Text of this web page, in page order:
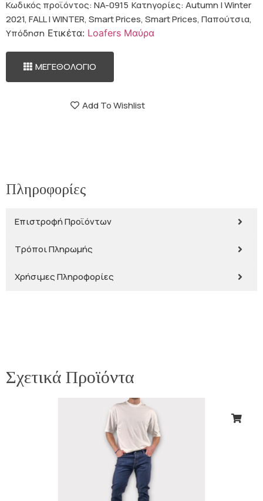
Κωδικός προϊόντος:NA-0915 Κατηγορίες:Autumn | Winter
2021,FALL | WINTER,Smart Prices,Smart Prices,Παπούτσια,
Υπόδηση Ετικέτα: Loafers Μαύρα
ΜΕΓΕΘΟΛΟΓΙΟ
Add To Wishlist
Πληροφορίες
Επιστροφή Προϊόντων
Τρόποι Πληρωμής
Χρήσιμες Πληροφορίες
Σχετικά Προϊόντα